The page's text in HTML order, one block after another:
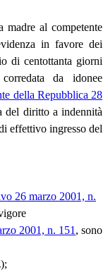
madre al competente
in favore dei
di centottanta giorni
da idonee
della Repubblica 28
del diritto a indennità
effettivo ingresso del
26 marzo 2001, n.
2001, n. 151 , sono